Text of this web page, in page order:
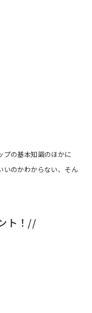
プの基本知識のほかに
いのかわからない、そん
ト！//